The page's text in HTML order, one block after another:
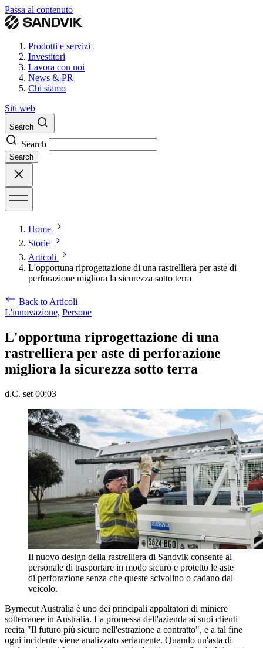
Passa al contenuto
Prodotti e servizi
Investitori
Lavora con noi
News & PR
Chi siamo
Siti web
Search
Search
Search
Home
Storie
Articoli
L'opportuna riprogettazione di una rastrelliera per aste di
perforazione migliora la sicurezza sotto terra
Back to Articoli
L'innovazione, Persone
L'opportuna riprogettazione di una
rastrelliera per aste di perforazione
migliora la sicurezza sotto terra
d.C. set 00:03
Il nuovo design della rastrelliera di Sandvik consente al
personale di trasportare in modo sicuro e protetto le aste
di perforazione senza che queste scivolino o cadano dal
veicolo.
Byrnecut Australia è uno dei principali appaltatori di miniere
sotterranee in Australia. La promessa dell'azienda ai suoi clienti
recita "Il futuro più sicuro nell'estrazione a contratto", e a tal fine
ogni incidente viene analizzato seriamente. Quando un'asta di